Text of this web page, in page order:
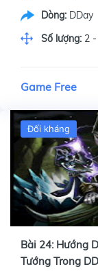
Dòng: DDay
Số lượng: 2
Game Free
Đối kháng
Bài 24: Hướng
Tướng Trong